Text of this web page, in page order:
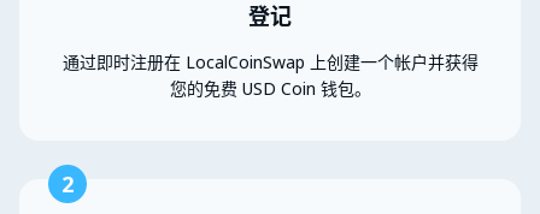
登记
通过即时注册在 LocalCoinSwap 上创建一个帐户并获得
您的免费 USD Coin 钱包。
2